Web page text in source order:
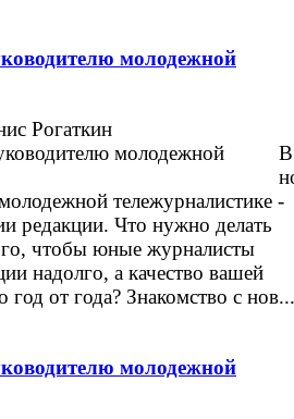
молодежной
Рогаткин
В
тележурналистике -
редакции. Что нужно делать
чтобы юные журналисты
надолго, а качество вашей
год от года? Знакомство с нов...
молодежной